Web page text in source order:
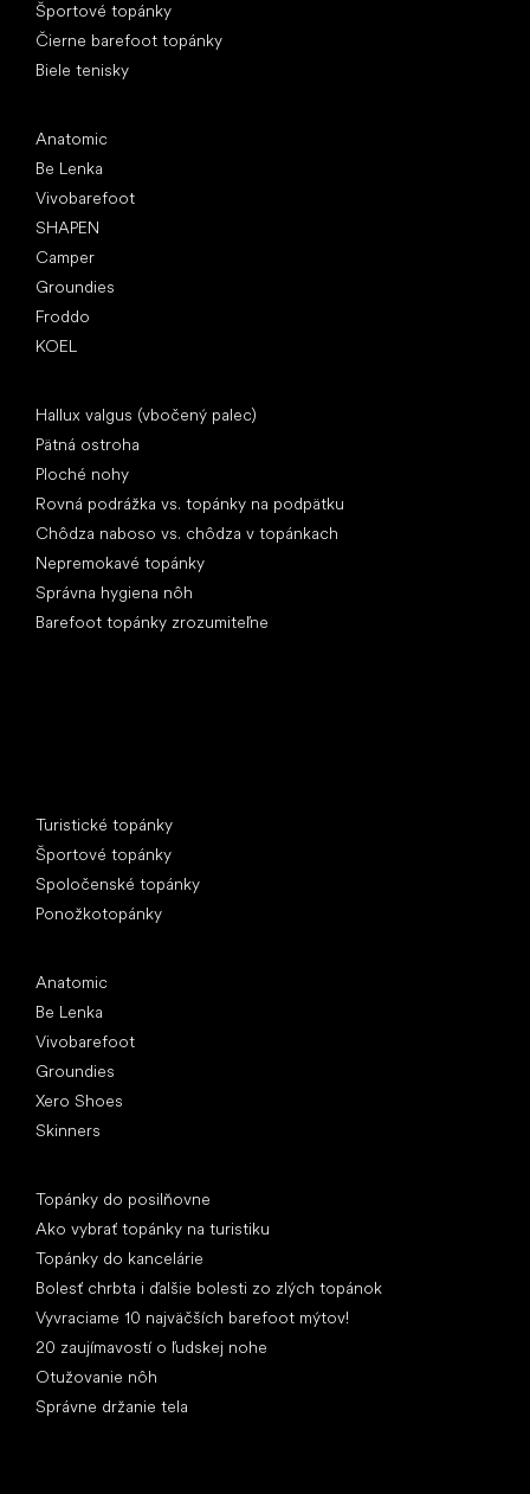
Športové topánky
Čierne barefoot topánky
Biele tenisky
Anatomic
Be Lenka
Vivobarefoot
SHAPEN
Camper
Groundies
Froddo
KOEL
Hallux valgus (vbočený palec)
Pätná ostroha
Ploché nohy
Rovná podrážka vs. topánky na podpätku
Chôdza naboso vs. chôdza v topánkach
Nepremokavé topánky
Správna hygiena nôh
Barefoot topánky zrozumiteľne
Turistické topánky
Športové topánky
Spoločenské topánky
Ponožkotopánky
Anatomic
Be Lenka
Vivobarefoot
Groundies
Xero Shoes
Skinners
Topánky do posilňovne
Ako vybrať topánky na turistiku
Topánky do kancelárie
Bolesť chrbta i ďalšie bolesti zo zlých topánok
Vyvraciame 10 najväčších barefoot mýtov!
20 zaujímavostí o ľudskej nohe
Otužovanie nôh
Správne držanie tela